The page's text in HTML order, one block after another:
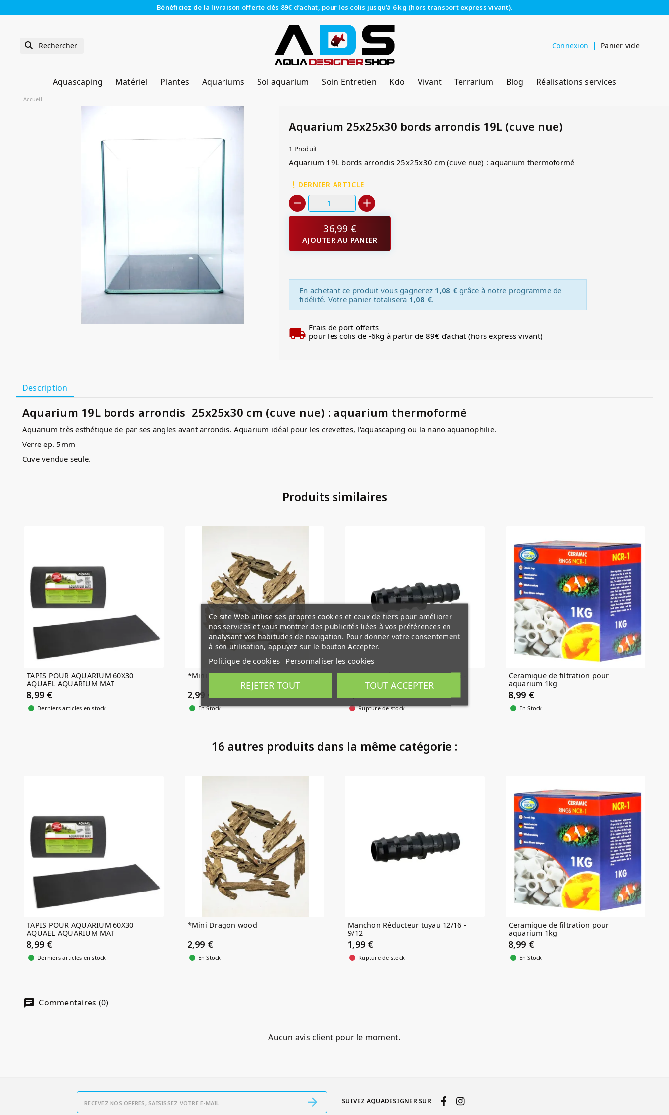
Bénéficiez de la livraison offerte dès 89€ d’achat, pour les colis jusqu’à 6 kg (hors transport express vivant).
Connexion Panier vide
Aquascaping Matériel Plantes Aquariums Sol aquarium Soin Entretien Kdo Vivant Terrarium Blog Réalisations services
Accueil
Aquarium 25x25x30 bords arrondis 19L (cuve nue)
1 Produit
Aquarium 19L bords arrondis 25x25x30 cm (cuve nue) : aquarium thermoformé
DERNIER ARTICLE
36,99 €
AJOUTER AU PANIER
En achetant ce produit vous gagnerez 1,08 €grâce à notre programme de
fidélité. Votre panier totalisera 1,08 €.
Frais de port offerts
pour les colis de -6kg à partir de 89€ d'achat (hors express vivant)
Description
Aquarium 19L bords arrondis 25x25x30 cm (cuve nue) : aquarium thermoformé
Aquarium très esthétique de par ses angles avant arrondis. Aquarium idéal pour les crevettes, l'aquascaping ou la nano aquariophilie.
Verre ep. 5mm
Cuve vendue seule.
Produits similaires
TAPIS POUR AQUARIUM 60X30
AQUAEL AQUARIUM MAT
8,99 €
Derniers articles en stock
*Mini Dragon wood
2,99 €
En Stock
Manchon Réducteur tuyau 12/16 -
1,99 €
Rupture de stock
Ceramique de filtration pour
aquarium 1kg
8,99 €
En Stock
16 autres produits dans la même catégorie :
TAPIS POUR AQUARIUM 60X30
AQUAEL AQUARIUM MAT
8,99 €
Derniers articles en stock
*Mini Dragon wood
2,99 €
En Stock
Manchon Réducteur tuyau 12/16 -
9/12
1,99 €
Rupture de stock
Ceramique de filtration pour
aquarium 1kg
8,99 €
En Stock
Commentaires (0)
Aucun avis client pour le moment.
SUIVEZ AQUADESIGNER SUR
Ce site Web utilise ses propres cookies et ceux de tiers pour améliorer
nos services et vous montrer des publicités liées à vos préférences en
analysant vos habitudes de navigation. Pour donner votre consentement
à son utilisation, appuyez sur le bouton Accepter.
Politique de cookies Personnaliser les cookies
REJETER TOUT TOUT ACCEPTER